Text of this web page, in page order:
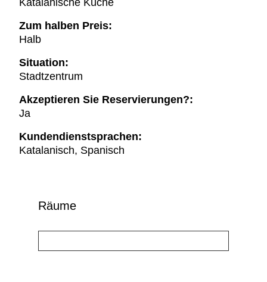
Katalanische Küche
Zum halben Preis:
Halb
Situation:
Stadtzentrum
Akzeptieren Sie Reservierungen?:
Ja
Kundendienstsprachen:
Katalanisch, Spanisch
Räume